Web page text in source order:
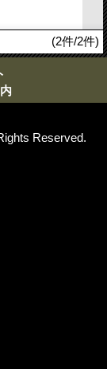
(2件/2件)
Reserved.